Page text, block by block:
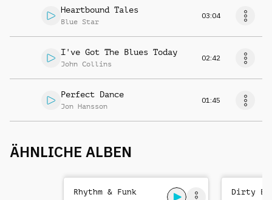
Heartbound Tales
Blue Star
03:04
I've Got The Blues Today
John Collins
02:42
Perfect Dance
Jon Hansson
01:45
ÄHNLICHE ALBEN
Rhythm & Funk Dirty